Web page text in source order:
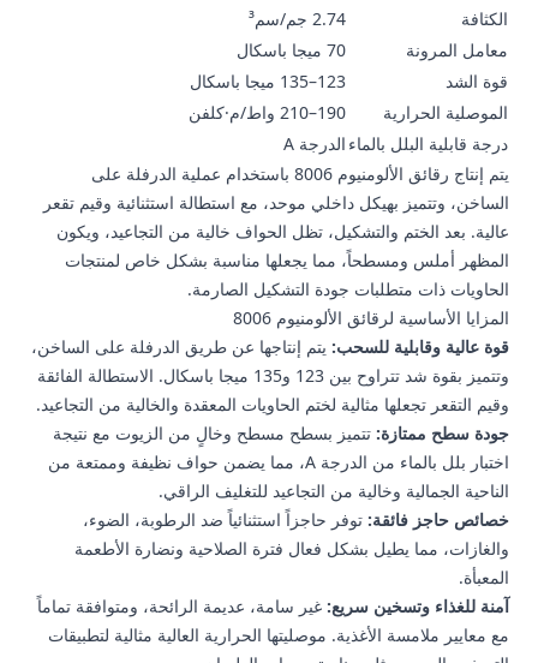
الكثافة
2.74 جم/سم³
معامل المرونة
70 ميجا باسكال
قوة الشد
123–135 ميجا باسكال
الموصلية الحرارية
190–210 واط/م·كلفن
درجة قابلية البلل بالماء الدرجة A
يتم إنتاج رقائق الألومنيوم 8006 باستخدام عملية الدرفلة على
الساخن، وتتميز بهيكل داخلي موحد، مع استطالة استثنائية وقيم تقعر
عالية. بعد الختم والتشكيل، تظل الحواف خالية من التجاعيد، ويكون
المظهر أملس ومسطحاً، مما يجعلها مناسبة بشكل خاص لمنتجات
الحاويات ذات متطلبات جودة التشكيل الصارمة.
المزايا الأساسية لرقائق الألومنيوم 8006
قوة عالية وقابلية للسحب: يتم إنتاجها عن طريق الدرفلة على الساخن،
وتتميز بقوة شد تتراوح بين 123 و135 ميجا باسكال. الاستطالة الفائقة
وقيم التقعر تجعلها مثالية لختم الحاويات المعقدة والخالية من التجاعيد.
جودة سطح ممتازة: تتميز بسطح مسطح وخالٍ من الزيوت مع نتيجة
اختبار بلل بالماء من الدرجة A، مما يضمن حواف نظيفة وممتعة من
الناحية الجمالية وخالية من التجاعيد للتغليف الراقي.
خصائص حاجز فائقة: توفر حاجزاً استثنائياً ضد الرطوبة، الضوء،
والغازات، مما يطيل بشكل فعال فترة الصلاحية ونضارة الأطعمة
المعبأة.
آمنة للغذاء وتسخين سريع: غير سامة، عديمة الرائحة، ومتوافقة تماماً
مع معايير ملامسة الأغذية. موصليتها الحرارية العالية مثالية لتطبيقات